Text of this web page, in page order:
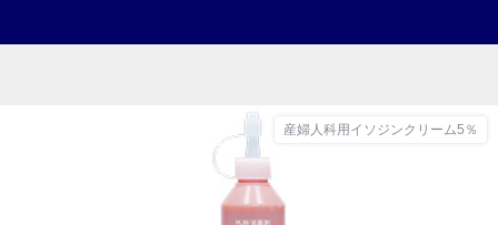
産婦人科用イソジンクリーム5％